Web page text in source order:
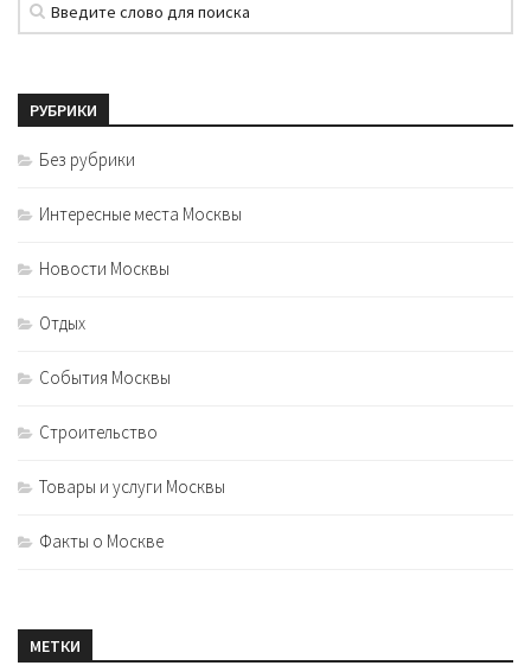
РУБРИКИ
Без рубрики
Интересные места Москвы
Новости Москвы
Отдых
События Москвы
Строительство
Товары и услуги Москвы
Факты о Москве
МЕТКИ